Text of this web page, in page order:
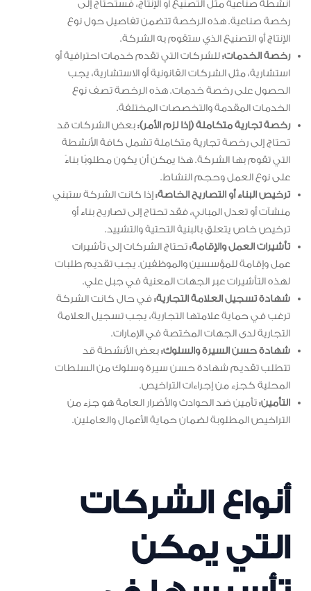
أنشطة صناعية مثل التصنيع أو الإنتاج، فستحتاج إلى
رخصة صناعية. هذه الرخصة تتضمن تفاصيل حول نوع
الإنتاج أو التصنيع الذي ستقوم به الشركة.
رخصة الخدمات:للشركات التي تقدم خدمات احترافية أو
استشارية، مثل الشركات القانونية أو الاستشارية، يجب
الحصول على رخصة خدمات. هذه الرخصة تصف نوع
الخدمات المقدمة والتخصصات المختلفة.
رخصة تجارية متكاملة (إذا لزم الأمر):بعض الشركات قد
تحتاج إلى رخصة تجارية متكاملة تشمل كافة الأنشطة
التي تقوم بها الشركة. هذا يمكن أن يكون مطلوبًا بناءً
على نوع العمل وحجم النشاط.
ترخيص البناء أو التصاريح الخاصة:إذا كانت الشركة ستبني
منشآت أو تعدل المباني، فقد تحتاج إلى تصاريح بناء أو
ترخيص خاص يتعلق بالبنية التحتية والتشييد.
تأشيرات العمل والإقامة:تحتاج الشركات إلى تأشيرات
عمل وإقامة للمؤسسين والموظفين. يجب تقديم طلبات
لهذه التأشيرات عبر الجهات المعنية في جبل علي.
شهادة تسجيل العلامة التجارية:في حال كانت الشركة
ترغب في حماية علامتها التجارية، يجب تسجيل العلامة
التجارية لدى الجهات المختصة في الإمارات.
شهادة حسن السيرة والسلوك:بعض الأنشطة قد
تتطلب تقديم شهادة حسن سيرة وسلوك من السلطات
المحلية كجزء من إجراءات التراخيص.
التأمين:تأمين ضد الحوادث والأضرار العامة هو جزء من
التراخيص المطلوبة لضمان حماية الأعمال والعاملين.
أنواع الشركات
التي يمكن